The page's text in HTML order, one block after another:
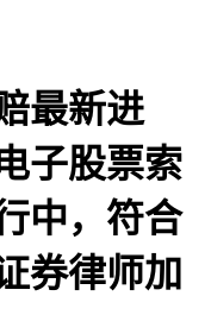
最新进
子股票索
中，符合
券律师加